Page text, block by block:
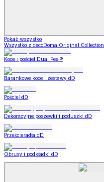
Pokaż wszystko
Wszystko z decoDoma Original Collection
Koce i pościel Dual Feel®
Barankowe koce i zestawy dD
Pościel dD
Dekoracyjne poszewki i poduszki dD
Prześcieradła dD
Obrusy i podkładki dD